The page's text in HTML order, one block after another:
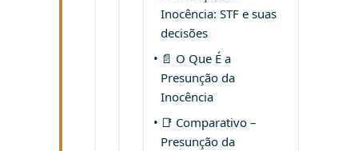
Inocência: STF e suas
decisões
📄 O Que É a
Presunção da
Inocência
📑 Comparativo –
Presunção da